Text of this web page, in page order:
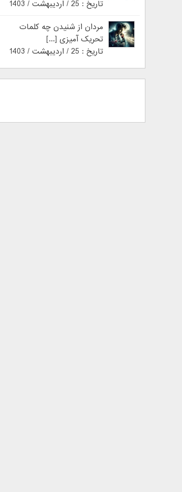
تاریخ : 25 / اردیبهشت / 1403
مردان از شنیدن چه کلمات
تحریک آمیزی [...]
تاریخ : 25 / اردیبهشت / 1403